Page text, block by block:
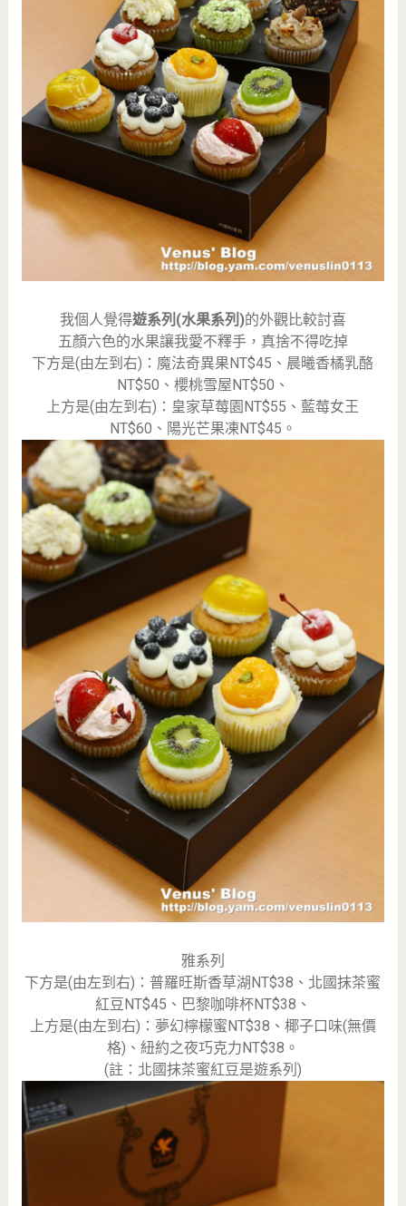
我個人覺得遊系列(水果系列)的外觀比較討喜
五顏六色的水果讓我愛不釋手，真捨不得吃掉
下方是(由左到右)：魔法奇異果NT$45、晨曦香橘乳酪
NT$50、櫻桃雪屋NT$50、
上方是(由左到右)：皇家草莓園NT$55、藍莓女王
NT$60、陽光芒果凍NT$45。
雅系列
下方是(由左到右)：普羅旺斯香草湖NT$38、北國抹茶蜜
紅豆NT$45、巴黎咖啡杯NT$38、
上方是(由左到右)：夢幻檸檬蜜NT$38、椰子口味(無價
格)、紐約之夜巧克力NT$38。
(註：北國抹茶蜜紅豆是遊系列)